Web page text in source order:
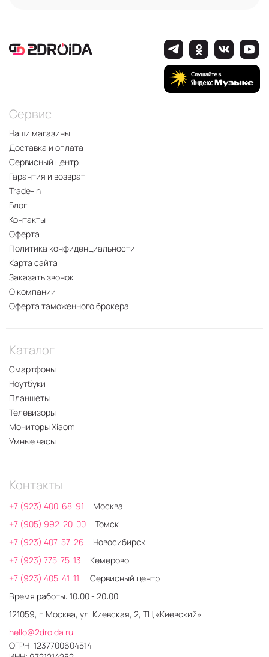
Сервис
Наши магазины
Доставка и оплата
Сервисный центр
Гарантия и возврат
Trade-In
Блог
Контакты
Оферта
Политика конфиденциальности
Карта сайта
Заказать звонок
О компании
Оферта таможенного брокера
Каталог
Смартфоны
Ноутбуки
Планшеты
Телевизоры
Мониторы Xiaomi
Умные часы
Контакты
+7 (923) 400-68-91
Москва
+7 (905) 992-20-00
Томск
+7 (923) 407-57-26
Новосибирск
+7 (923) 775-75-13
Кемерово
+7 (923) 405-41-11
Сервисный центр
Время работы: 10:00 - 20:00
121059, г. Москва, ул. Киевская, 2, ТЦ «Киевский»
hello@2droida.ru
ОГРН: 1237700604514